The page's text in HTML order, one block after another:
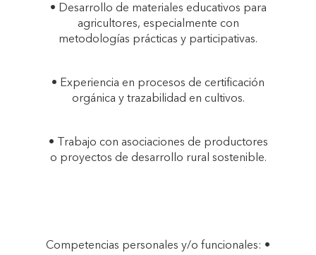
• Desarrollo de materiales educativos para
agricultores, especialmente con
metodologías prácticas y participativas.
• Experiencia en procesos de certificación
orgánica y trazabilidad en cultivos.
• Trabajo con asociaciones de productores
o proyectos de desarrollo rural sostenible.
Competencias personales y/o funcionales: •